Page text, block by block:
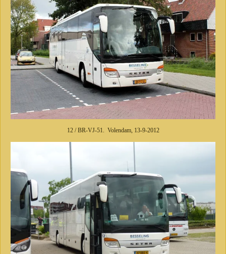
12 / BR-VJ-51. Volendam, 13-9-2012